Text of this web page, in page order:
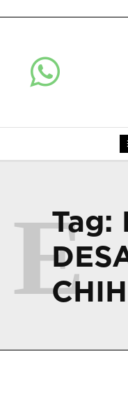
Tag:
E